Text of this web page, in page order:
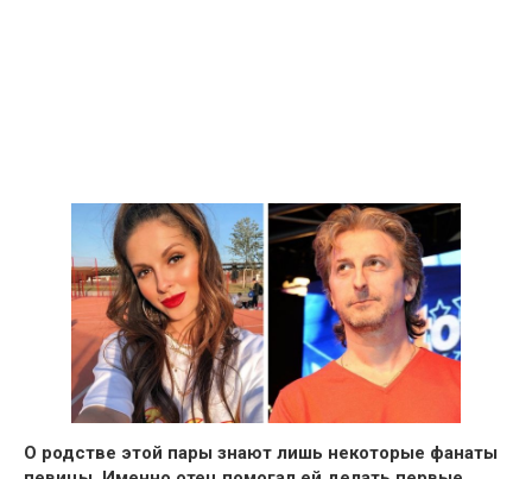
О родстве этой пары знают лишь некоторые фанаты